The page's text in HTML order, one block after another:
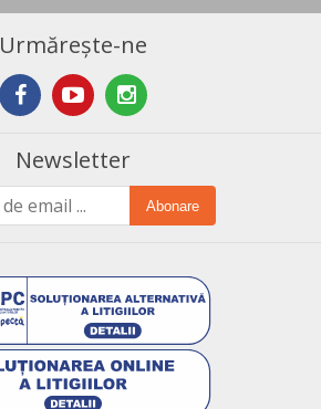
Urmărește-ne
Newsletter
Abonare